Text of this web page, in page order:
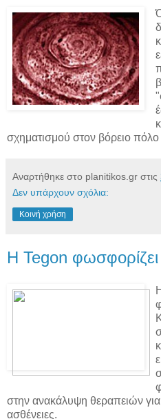
σχηματισμού στον βόρειο πόλο
Αναρτήθηκε στο planitikos.gr στις
Δεν υπάρχουν σχόλια:
Κοινή χρήση
Η Tegon
στην ανακάλυψη θεραπειών
ασθένειες.